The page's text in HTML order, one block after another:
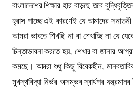
বাংলাদেশের শিক্ষার হার বাড়ছে তবে
হ্রাস পাচ্ছে এই কারণেই যে আমাদের
আমরা ভাবতে শিখছি না বা শেখাচ্ছি না যে
চিন্তাভাবনা করতে হয়, শেখার বা জানার
কমছে। আমরা শুধু কিছু বিবেকহীন,
মুখস্থবিদ্যা নির্ভর অসম্ভব স্বার্থপর